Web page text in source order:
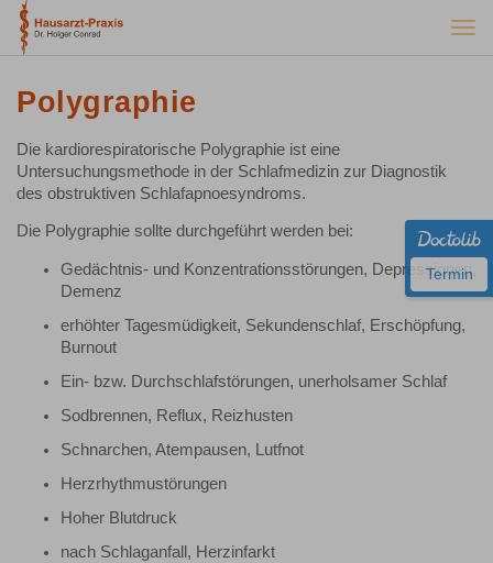
Polygraphie
Die kardiorespiratorische Polygraphie ist eine
Untersuchungsmethode in der Schlafmedizin zur Diagnostik
des obstruktiven Schlafapnoesyndroms.
Die Polygraphie sollte durchgeführt werden bei:
Gedächtnis- und Konzentrationsstörungen, Depressionen,
Demenz
erhöhter Tagesmüdigkeit, Sekundenschlaf, Erschöpfung,
Burnout
Ein- bzw. Durchschlafstörungen, unerholsamer Schlaf
Sodbrennen, Reflux, Reizhusten
Schnarchen, Atempausen, Lutfnot
Herzrhythmustörungen
Hoher Blutdruck
nach Schlaganfall, Herzinfarkt
Termin